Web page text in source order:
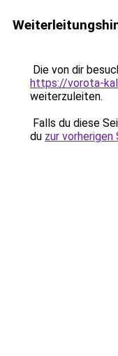
Die von dir
https://vorota-
weiterzuleiten.
Falls du diese
du zur